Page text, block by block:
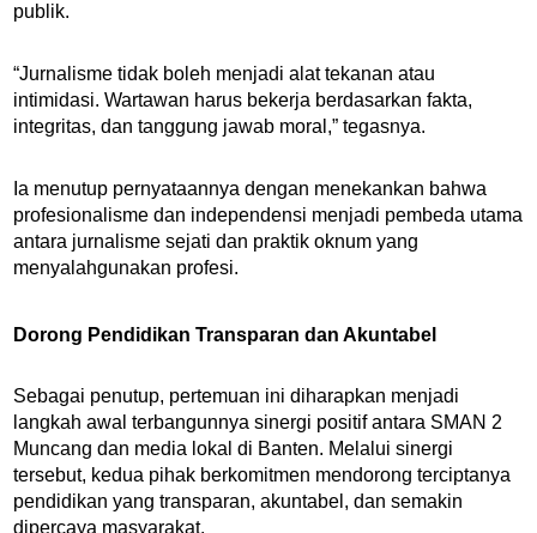
publik.
“Jurnalisme tidak boleh menjadi alat tekanan atau
intimidasi. Wartawan harus bekerja berdasarkan fakta,
integritas, dan tanggung jawab moral,” tegasnya.
Ia menutup pernyataannya dengan menekankan bahwa
profesionalisme dan independensi menjadi pembeda utama
antara jurnalisme sejati dan praktik oknum yang
menyalahgunakan profesi.
Dorong Pendidikan Transparan dan Akuntabel
Sebagai penutup, pertemuan ini diharapkan menjadi
langkah awal terbangunnya sinergi positif antara SMAN 2
Muncang dan media lokal di Banten. Melalui sinergi
tersebut, kedua pihak berkomitmen mendorong terciptanya
pendidikan yang transparan, akuntabel, dan semakin
dipercaya masyarakat.